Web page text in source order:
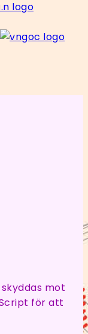
mot
för att